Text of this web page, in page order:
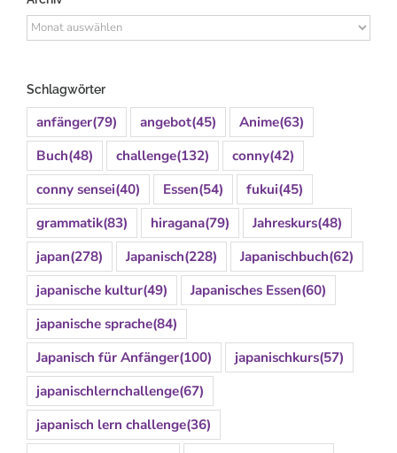
Archiv
Schlagwörter
anfänger(79) angebot(45) Anime(63)
Buch(48) challenge(132) conny(42)
conny sensei(40) Essen(54) fukui(45)
grammatik(83) hiragana(79) Jahreskurs(48)
japan(278) Japanisch(228) Japanischbuch(62)
japanische kultur(49) Japanisches Essen(60)
japanische sprache(84)
Japanisch für Anfänger(100) japanischkurs(57)
japanischlernchallenge(67)
japanisch lern challenge(36)